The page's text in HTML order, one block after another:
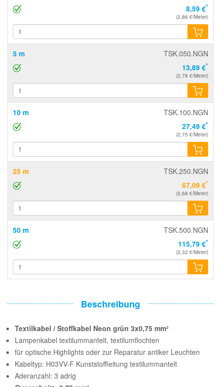
8,59 €*
(2,86 €/Meter)
5 m
TSK.050.NGN
13,89 €*
(2,78 €/Meter)
10 m
TSK.100.NGN
27,49 €*
(2,75 €/Meter)
25 m
TSK.250.NGN
67,09 €*
(2,68 €/Meter)
50 m
TSK.500.NGN
115,79 €*
(2,32 €/Meter)
Beschreibung
Textilkabel / Stoffkabel Neon grün 3x0,75 mm²
Lampenkabel textilummantelt, textilumflochten
für optische Highlights oder zur Reparatur antiker Leuchten
Kabeltyp: H03VV-F Kunststoffleitung textilummantelt
Aderanzahl: 3 adrig